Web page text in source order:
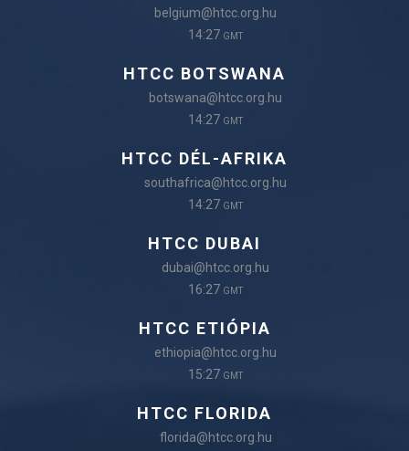
belgium@htcc.org.hu
14:27 GMT
HTCC BOTSWANA
botswana@htcc.org.hu
14:27 GMT
HTCC DÉL-AFRIKA
southafrica@htcc.org.hu
14:27 GMT
HTCC DUBAI
dubai@htcc.org.hu
16:27 GMT
HTCC ETIÓPIA
ethiopia@htcc.org.hu
15:27 GMT
HTCC FLORIDA
florida@htcc.org.hu